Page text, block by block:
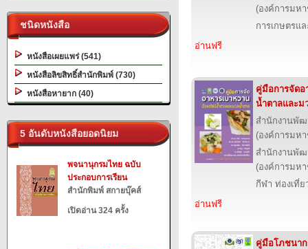
ชนิดหนังสือ
หนังสือเผยแพร่ (541)
หนังสือลิขสิทธิ์สำนักพิมพ์ (730)
หนังสือหายาก (40)
5 อันดับหนังสือยอดนิยม
พจนานุกรมไทย ฉบับ
ประกอบการเรียน
สำนักพิมพ์ สกายบุ๊คส์
เปิดอ่าน 324 ครั้ง
(องค์การมห
การเกษตรแ
อ่านฟรี
คู่มือการจัดอ
น้ำตาลและม
สำนักงานพัฒ
(องค์การมห
สำนักงานพัฒ
(องค์การมห
กีฬา ท่องเที่
อ่านฟรี
คู่มือโภชนาก